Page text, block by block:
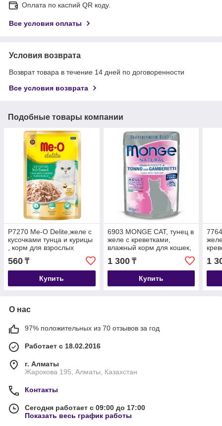
Оплата по каспий QR коду.
Все условия оплаты
Условия возврата
Возврат товара в течение 14 дней по договоренности
Все условия возврата
Подобные товары компании
P7270 Ме-О Delite,желе с
кусочками тунца и курицы
, корм для взрослых
кошек, пауч 70гр.
560 ₸
Купить
6903 MONGE CAT, тунец в
желе с креветками,
влажный корм для кошек,
пауч 80гр.
1 300₸
Купить
1
О нас
97% положительных из 70 отзывов за год
Работает с 18.02.2016
г. Алматы
Жарокова 195, Алматы, Казахстан
Контакты
Сегодня работает с 09:00 до 17:00
Показать весь график работы